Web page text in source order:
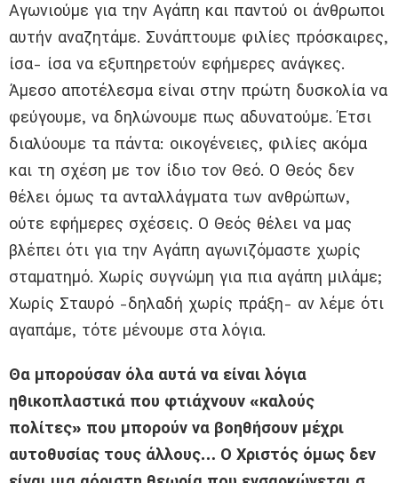
Αγωνιούμε για την Αγάπη και παντού οι άνθρωποι
αυτήν αναζητάμε. Συνάπτουμε φιλίες πρόσκαιρες,
ίσα- ίσα να εξυπηρετούν εφήμερες ανάγκες.
Άμεσο αποτέλεσμα είναι στην πρώτη δυσκολία να
φεύγουμε, να δηλώνουμε πως αδυνατούμε. Έτσι
διαλύουμε τα πάντα: οικογένειες, φιλίες ακόμα
και τη σχέση με τον ίδιο τον Θεό. Ο Θεός δεν
θέλει όμως τα ανταλλάγματα των ανθρώπων,
ούτε εφήμερες σχέσεις. Ο Θεός θέλει να μας
βλέπει ότι για την Αγάπη αγωνιζόμαστε χωρίς
σταματημό. Χωρίς συγνώμη για πια αγάπη μιλάμε;
Χωρίς Σταυρό -δηλαδή χωρίς πράξη- αν λέμε ότι
αγαπάμε, τότε μένουμε στα λόγια.
Θα μπορούσαν όλα αυτά να είναι λόγια
ηθικοπλαστικά που φτιάχνουν «καλούς
πολίτες» που μπορούν να βοηθήσουν μέχρι
αυτοθυσίας τους άλλους… Ο Χριστός όμως δεν